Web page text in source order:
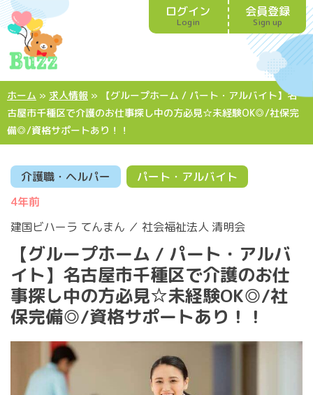
ログイン
Login
会員登録
Sign up
ホーム » 求人情報 »
【グループホーム / パート・アルバイト】名
古屋市千種区で介護のお仕事探し中の方必見☆未経験OK◎/社保完
備◎/資格サポートあり！！
介護職・ヘルパー
パート・アルバイト
4年前
建国ビハーラ てんまん ／ 社会福祉法人 清明会
【グループホーム / パート・アルバ
イト】名古屋市千種区で介護のお仕
事探し中の方必見☆未経験OK◎/社
保完備◎/資格サポートあり！！